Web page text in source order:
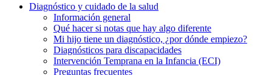
Diagnóstico y cuidado de la salud
Información general
Qué hacer si notas que hay algo diferente
Mi hijo tiene un diagnóstico, ¿por dónde empiezo?
Diagnósticos para discapacidades
Intervención Temprana en la Infancia (ECI)
Preguntas frecuentes